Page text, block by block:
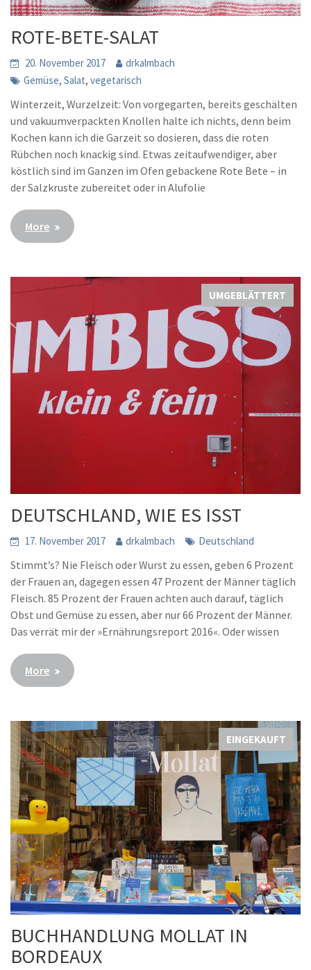
ROTE-BETE-SALAT
20. November 2017
drkalmbach
Gemüse,Salat,vegetarisch
Winterzeit, Wurzelzeit: Von vorgegarten, bereits geschälten
und vakuumverpackten Knollen halte ich nichts, denn beim
Kochen kann ich die Garzeit so dosieren, dass die roten
Rübchen noch knackig sind. Etwas zeitaufwendiger, aber
köstlich sind im Ganzen im Ofen gebackene Rote Bete – in
der Salzkruste zubereitet oder in Alufolie
More
UMGEBLÄTTERT
DEUTSCHLAND, WIE ES ISST
17. November 2017 drkalmbach Deutschland
Stimmt’s? Nie Fleisch oder Wurst zu essen, geben 6 Prozent
der Frauen an, dagegen essen 47 Prozent der Männer täglich
Fleisch. 85 Prozent der Frauen achten auch darauf, täglich
Obst und Gemüse zu essen, aber nur 66 Prozent der Männer.
Das verrät mir der »Ernährungsreport 2016«. Oder wissen
More
EINGEKAUFT
BUCHHANDLUNG MOLLAT IN
BORDEAUX